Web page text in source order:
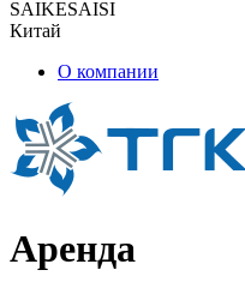
SAIKESAISI
Китай
О компании
Аренда